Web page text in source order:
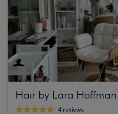
Hair by Lara Hoffman
4 reviews